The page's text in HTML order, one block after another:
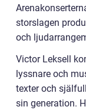
storslagen
och
Victor Leksell
lyssnare och
texter och
sin generation.